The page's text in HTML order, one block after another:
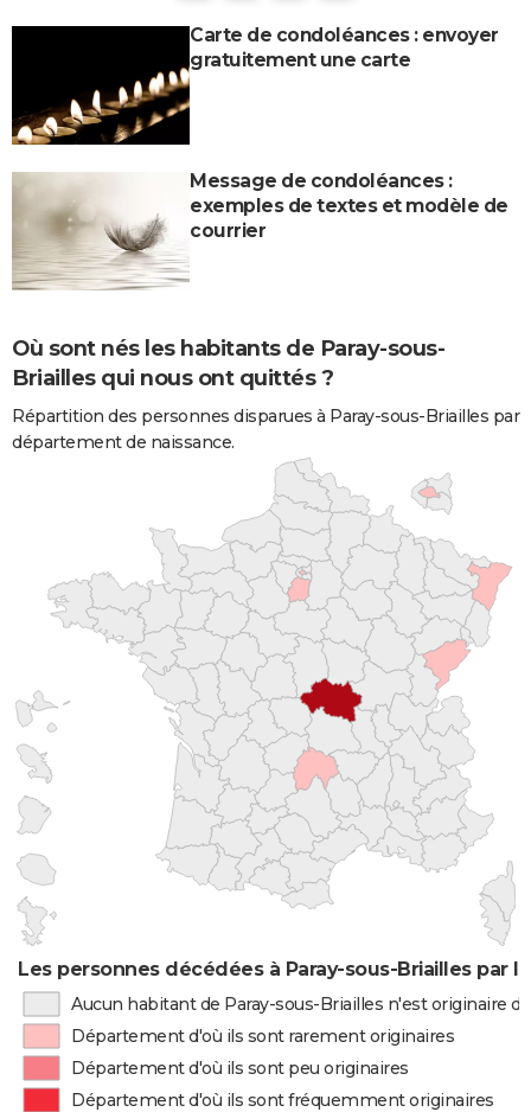
Carte de condoléances : envoyer
gratuitement une carte
Message de condoléances :
exemples de textes et modèle de
courrier
Où sont nés les habitants de Paray-sous-
Briailles qui nous ont quittés ?
Répartition des personnes disparues à Paray-sous-Briailles par
département de naissance.
Les personnes décédées à Paray-sous-Briailles par
Aucun habitant de Paray-sous-Briailles n'est originaire
Département d'où ils sont rarement originaires
Département d'où ils sont peu originaires
Département d'où ils sont fréquemment originaires